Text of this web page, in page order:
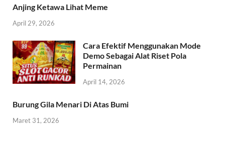
Anjing Ketawa Lihat Meme
April 29, 2026
Cara Efektif Menggunakan Mode
Demo Sebagai Alat Riset Pola
Permainan
April 14, 2026
Burung Gila Menari Di Atas Bumi
Maret 31, 2026